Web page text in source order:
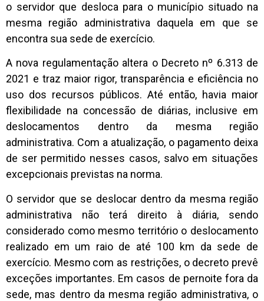
o servidor que desloca para o município situado na
mesma região administrativa daquela em que se
encontra sua sede de exercício.
A nova regulamentação altera o Decreto nº 6.313 de
2021 e traz maior rigor, transparência e eficiência no
uso dos recursos públicos. Até então, havia maior
flexibilidade na concessão de diárias, inclusive em
deslocamentos dentro da mesma região
administrativa. Com a atualização, o pagamento deixa
de ser permitido nesses casos, salvo em situações
excepcionais previstas na norma.
O servidor que se deslocar dentro da mesma região
administrativa não terá direito à diária, sendo
considerado como mesmo território o deslocamento
realizado em um raio de até 100 km da sede de
exercício. Mesmo com as restrições, o decreto prevê
exceções importantes. Em casos de pernoite fora da
sede, mas dentro da mesma região administrativa, o